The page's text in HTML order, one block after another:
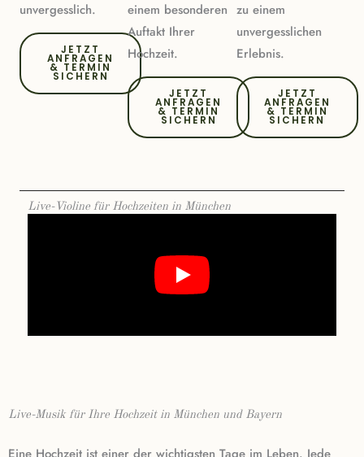
unvergesslich.
JETZT
ANFRAGEN
& TERMIN
SICHERN
einem besonderen
Auftakt Ihrer
Hochzeit.
JETZT
ANFRAGEN
& TERMIN
SICHERN
zu einem
unvergesslichen
Erlebnis.
JETZT
ANFRAGEN
& TERMIN
SICHERN
Live-Violine für Hochzeiten in München
Live-Musik für Ihre Hochzeit in München und Bayern
Eine Hochzeit ist einer der wichtigsten Tage im Leben. Jede